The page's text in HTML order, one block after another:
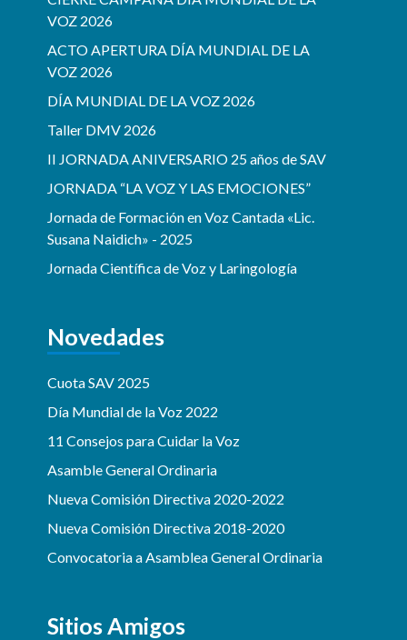
VOZ 2026
ACTO APERTURA DÍA MUNDIAL DE LA
VOZ 2026
DÍA MUNDIAL DE LA VOZ 2026
Taller DMV 2026
II JORNADA ANIVERSARIO 25 años de SAV
JORNADA “LA VOZ Y LAS EMOCIONES”
Jornada de Formación en Voz Cantada «Lic.
Susana Naidich» - 2025
Jornada Científica de Voz y Laringología
Novedades
Cuota SAV 2025
Día Mundial de la Voz 2022
11 Consejos para Cuidar la Voz
Asamble General Ordinaria
Nueva Comisión Directiva 2020-2022
Nueva Comisión Directiva 2018-2020
Convocatoria a Asamblea General Ordinaria
Sitios Amigos